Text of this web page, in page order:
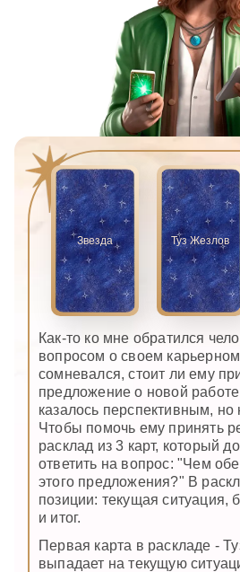
Звезда Туз Жезлов
Как-то ко мне обратился
вопросом о своем
сомневался, стоит ли ему
предложение о новой
казалось перспективным,
Чтобы помочь ему принять
расклад из 3 карт, который
ответить на вопрос: "Чем
этого предложения?" В
позиции: текущая ситуация,
и итог.
Первая карта в раскладе -
выпадает на текущую